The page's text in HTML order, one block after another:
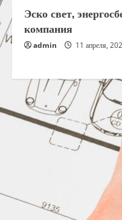
Эско свет,
компания
admin 11 апреля,